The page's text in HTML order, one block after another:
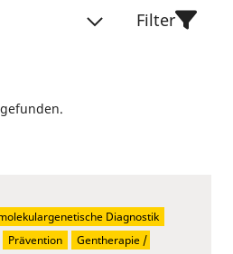
Filter
Diagnostik
Prävention Gentherapie /